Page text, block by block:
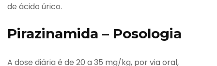
de ácido úrico.
Pirazinamida – Posologia
A dose diária é de 20 a 35 mg/kg, por via oral,